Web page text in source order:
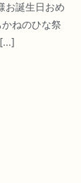
お誕生日おめ
のひな祭
[…]